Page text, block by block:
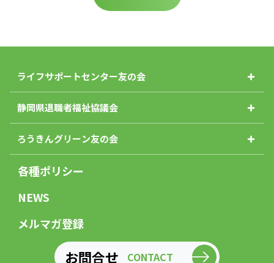
ライフサポートセンター友の会
静岡県退職者福祉協議会
ろうきんグリーン友の会
各種ポリシー
NEWS
メルマガ登録
お問合せ CONTACT